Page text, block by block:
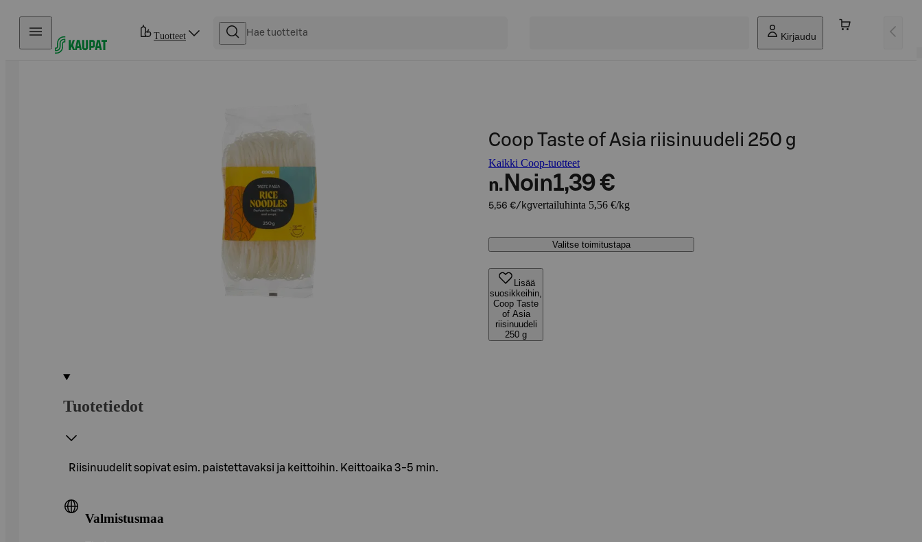
Hyppää sisältöön
Tuotteet Kirjaudu
Coop Taste of Asia riisinuudeli 250 g
Kaikki Coop-tuotteet
n. Noin1,39 €
5,56 €/kgvertailuhinta 5,56 €/kg
Valitse toimitustapa
Lisää
suosikkeihin,
Coop Taste
of Asia
riisinuudeli
250 g
Tuotetiedot
Riisinuudelit sopivat esim. paistettavaksi ja keittoihin. Keittoaika 3-5 min.
Valmistusmaa